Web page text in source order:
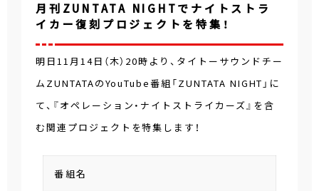
月刊ZUNTATA NIGHTでナイトストラ
イカー復刻プロジェクトを特集！
明日11月14日（木）20時より、タイトーサウンドチー
ムZUNTATAのYouTube番組「ZUNTATA NIGHT」に
て、『オペレーション・ナイトストライカーズ』を含
む関連プロジェクトを特集します！
番組名